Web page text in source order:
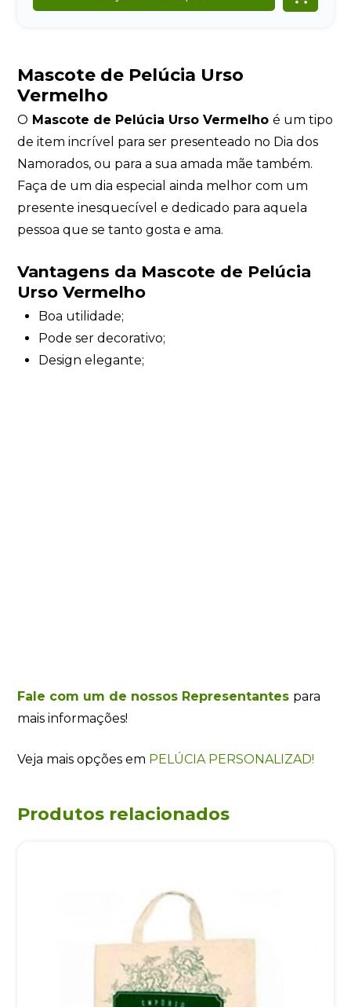
Mascote de Pelúcia Urso
Vermelho
O Mascote de Pelúcia Urso Vermelhoé um tipo
de item incrível para ser presenteado no Dia dos
Namorados, ou para a sua amada mãe também.
Faça de um dia especial ainda melhor com um
presente inesquecível e dedicado para aquela
pessoa que se tanto gosta e ama.
Vantagens da Mascote de Pelúcia
Urso Vermelho
Boa utilidade;
Pode ser decorativo;
Design elegante;
Fale com um de nossos Representantes para
mais informações!
Veja mais opções em PELÚCIA PERSONALIZAD!
Produtos relacionados